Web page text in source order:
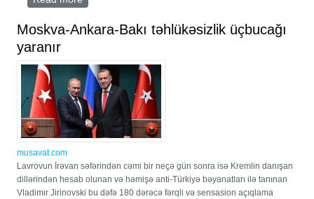
Moskva-Ankara-Bakı təhlükəsizlik üçbucağı
yaranır
musavat.com
Lavrovun İrəvan səfərindən cəmi bir neçə gün sonra isə Kremlin danışan
dillərindən hesab olunan və həmişə anti-Türkiyə bəyanatları ilə tanınan
Vladimir Jirinovski bu dəfə 180 dərəcə fərqli və sensasion açıqlama